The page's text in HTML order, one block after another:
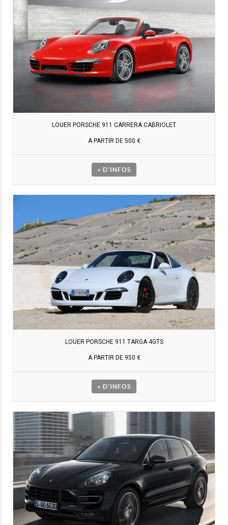
LOUER PORSCHE 911 CARRERA CABRIOLET
A PARTIR DE 500 €
+ D'INFOS
LOUER PORSCHE 911 TARGA 4GTS
A PARTIR DE 950 €
+ D'INFOS